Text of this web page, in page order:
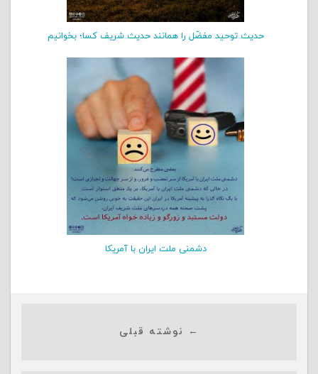
حدیث توحید مفضّل را همانند حدیث شریف کسا؛ بخوانیم
دشمنی ملت ایران با آمریكا
← نوشته قبلی